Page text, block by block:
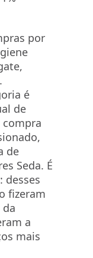
por
é
de
compra
de
Seda. É
desses
fizeram
a
mais